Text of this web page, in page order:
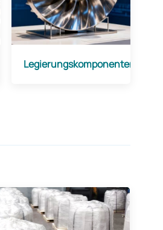
Legierungskomponenten